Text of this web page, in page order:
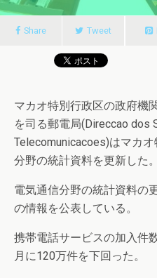
Share Tweet
マカオ特別行政区の政府機
を司る郵電局(Direccao dos
Telecomunicacoes)はマカ
分野の統計資料を更新した。
電気通信分野の統計資料の
の情報を公表している。
携帯電話サービスの加入件
月に120万件を下回った。